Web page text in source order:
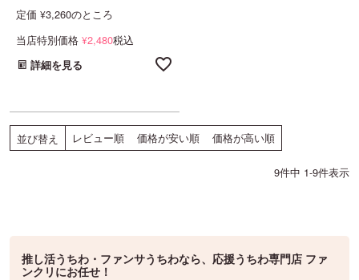
定価 ¥3,260のところ
当店特別価格 ¥2,480税込
詳細を見る
並び替え レビュー順 価格が安い順 価格が高い順
9件中 1-9件表示
推し活うちわ・ファンサうちわなら、応援うちわ専門店 ファ
ンクリにお任せ！